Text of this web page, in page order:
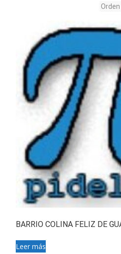
BARRIO COLINA FELIZ DE
Leer más